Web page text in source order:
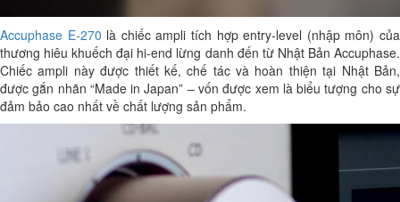
Accuphase E-270 là chiếc ampli tích hợp entry-level (nhập môn) của
thương hiêu khuếch đại hi-end lừng danh đến từ Nhật Bản Accuphase.
Chiếc ampli này được thiết kế, chế tác và hoàn thiện tại Nhật Bản,
được gắn nhãn “Made in Japan” – vốn được xem là biểu tượng cho sự
đảm bảo cao nhất về chất lượng sản phẩm.